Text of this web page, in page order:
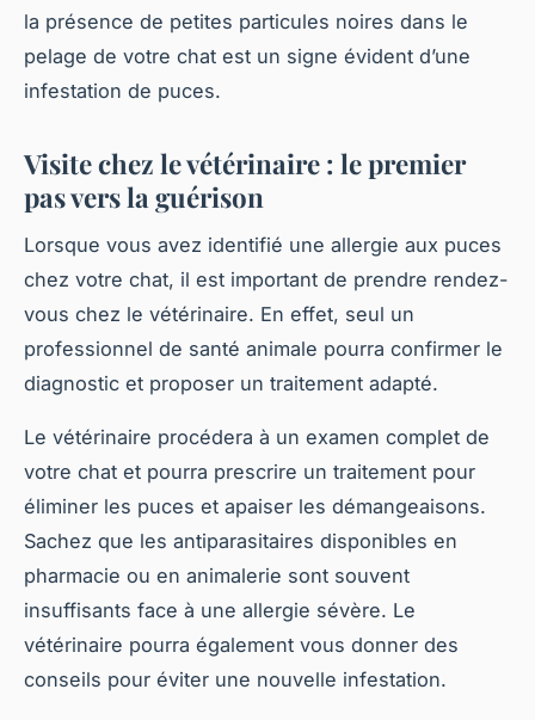
la présence de petites particules noires dans le
pelage de votre chat est un signe évident d’une
infestation de puces.
Visite chez le vétérinaire : le premier
pas vers la guérison
Lorsque vous avez identifié une allergie aux puces
chez votre chat, il est important de prendre rendez-
vous chez le vétérinaire. En effet, seul un
professionnel de santé animale pourra confirmer le
diagnostic et proposer un traitement adapté.
Le vétérinaire procédera à un examen complet de
votre chat et pourra prescrire un traitement pour
éliminer les puces et apaiser les démangeaisons.
Sachez que les antiparasitaires disponibles en
pharmacie ou en animalerie sont souvent
insuffisants face à une allergie sévère. Le
vétérinaire pourra également vous donner des
conseils pour éviter une nouvelle infestation.